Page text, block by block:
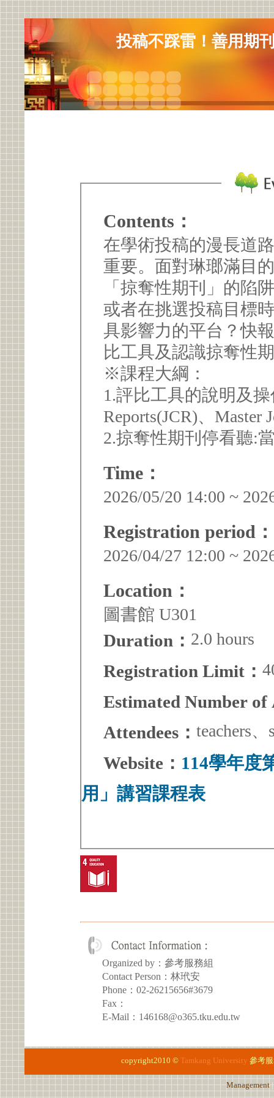
投稿不踩雷！善用期
Contents：
在學術投稿的漫長道
重要。面對琳瑯滿目
「掠奪性期刊」的陷
或者在挑選投稿目標
具影響力的平台？快
比工具及認識掠奪性
※課程大綱：
1.評比工具的說明及操
Reports(JCR)、Master
2.掠奪性期刊停看聽:
Time：
2026/05/20 14:00 ~
Registration period：
2026/04/27 12:00 ~
Location：
圖書館 U301
Duration： 2.0 hours
Registration Limit：
Estimated Number of
Attendees： teachers
Website： 114學年度
用」講習課程表
Organized by：參考服務組
Contact Person：林玳安
Phone：02-26215656#3679
Fax：
E-Mail：146168@o365.tku.edu.tw
copyright2010 © Tamkang University 參考
Management